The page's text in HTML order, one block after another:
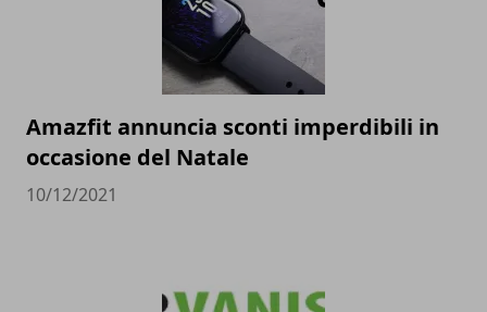
Amazfit annuncia sconti imperdibili in
occasione del Natale
10/12/2021